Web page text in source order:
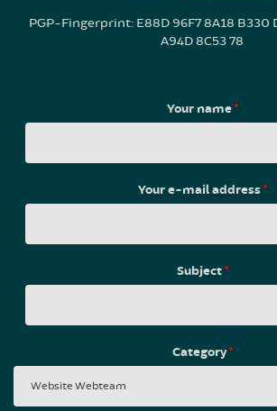
PGP-Fingerprint: E88D 96F7 8A18 B330
A94D 8C53 78
Your name*
Your e-mail address*
Subject*
Category*